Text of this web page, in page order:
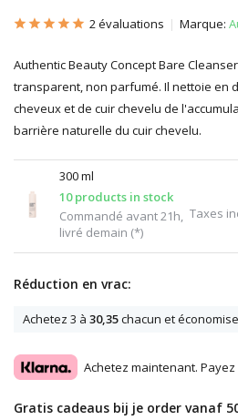
2 évaluations Marque:
Authentic Beauty Concept Bare
transparent, non parfumé. Il nettoie en
cheveux et de cuir chevelu de
barrière naturelle du cuir chevelu.
300 ml
10 products in stock
Commandé avant 21h,
livré demain (*)
Taxes
Réduction en vrac:
Achetez 3 à 30,35chacun et
Achetez maintenant.
Gratis cadeaus bij je order vanaf